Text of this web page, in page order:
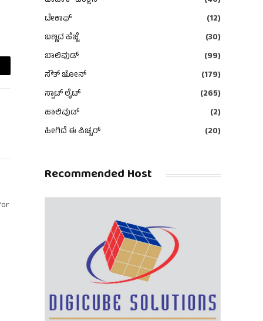
ಟೇಕಾಫ್
(12)
ಬಣ್ಣದ ಹೆಜ್ಜೆ
(30)
ಬಾಲಿವುಡ್
(99)
ಸೌತ್ ಜೋನ್
(179)
ಸ್ಪಾಟ್ ಲೈಟ್
(265)
ಹಾಲಿವುಡ್
(2)
ಹೀಗಿದೆ ಈ ಪಿಚ್ಚರ್
(20)
Recommended Host